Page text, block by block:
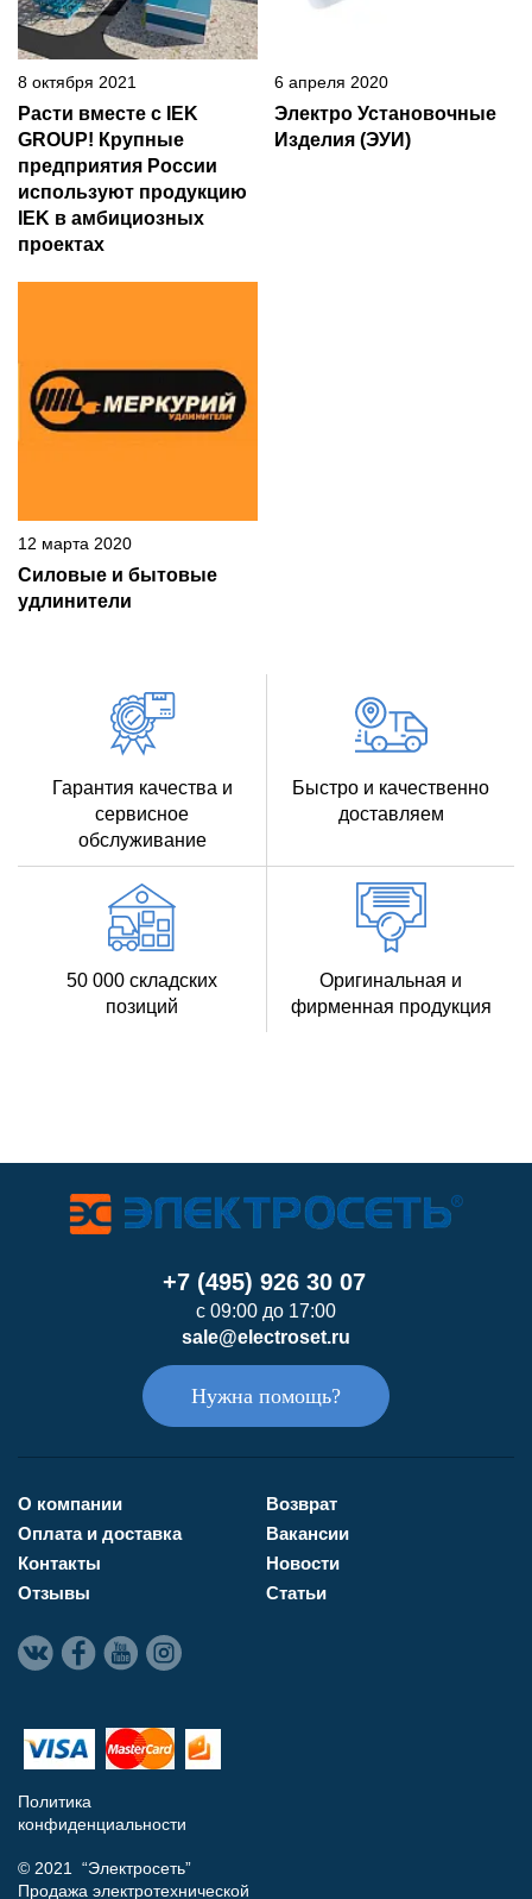
8 октября 2021
Расти вместе с IEK
GROUP! Крупные
предприятия России
используют продукцию
IEK в амбициозных
проектах
6 апреля 2020
Электро Установочные
Изделия (ЭУИ)
12 марта 2020
Силовые и бытовые
удлинители
Гарантия качества и
сервисное
обслуживание
Быстро и качественно
доставляем
50 000 складских
позиций
Оригинальная и
фирменная продукция
+7 (495) 926 30 07
с 09:00 до 17:00
sale@electroset.ru
Нужна помощь?
О компании
Оплата и доставка
Контакты
Отзывы
Возврат
Вакансии
Новости
Статьи
Политика
конфиденциальности
© 2021 “Электросеть”
Продажа электротехнической